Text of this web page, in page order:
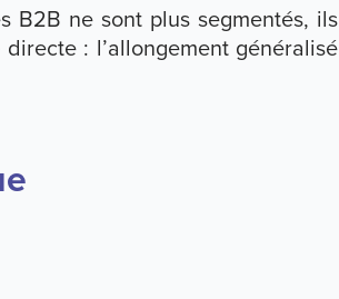
B2B ne sont plus segmentés, ils
: l’allongement généralisé